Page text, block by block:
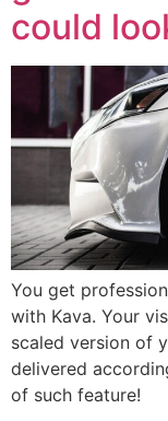
could
You get
with Kava. Your
scaled version of
delivered
of such feature!